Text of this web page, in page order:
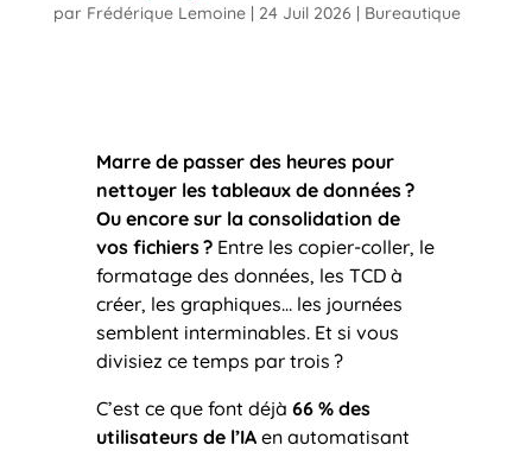
par Frédérique Lemoine| 24 Juil 2026 | Bureautique
Marre de passer des heures pour
nettoyer les tableaux de données?
Ou encore sur la consolidation de
vos fichiers? Entre les copier-coller, le
formatage des données, les TCD à
créer, les graphiques… les journées
semblent interminables. Et si vous
divisiez ce temps par trois ?
C’est ce que font déjà 66 % des
utilisateurs de l’IAen automatisant